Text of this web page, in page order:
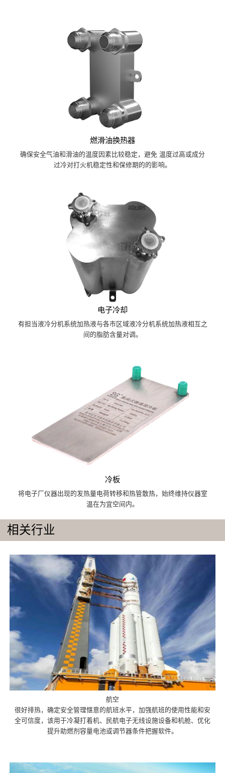
燃滑油换热器
确保安全气油和滑油的温度因素比较稳定，避免 温度过高或成分
过冷对打火机稳定性和保修期的的影响。
电子冷却
有担当液冷分机系统加热液与各市区域液冷分机系统加热液相互之
间的脂肪含量对调。
冷板
将电子厂仪器出现的发热量电荷转移和热管散热，始终维持仪器室
温在为宜空间内。
相关行业
航空
很好排热，确定安全管理惬意的航班水平，加强航班的使用性能和安
全可信度，该用于冷凝打着机、民航电子无线设施设备和机舱、优化
提升助燃剂容量电池或调节器条件把握软件。